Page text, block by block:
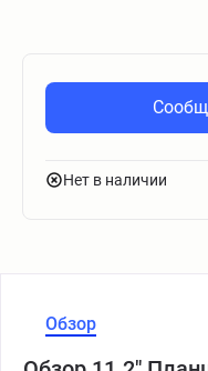
Нет в наличии
Обзор